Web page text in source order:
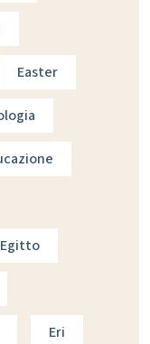
Easter
Egitto
Eri